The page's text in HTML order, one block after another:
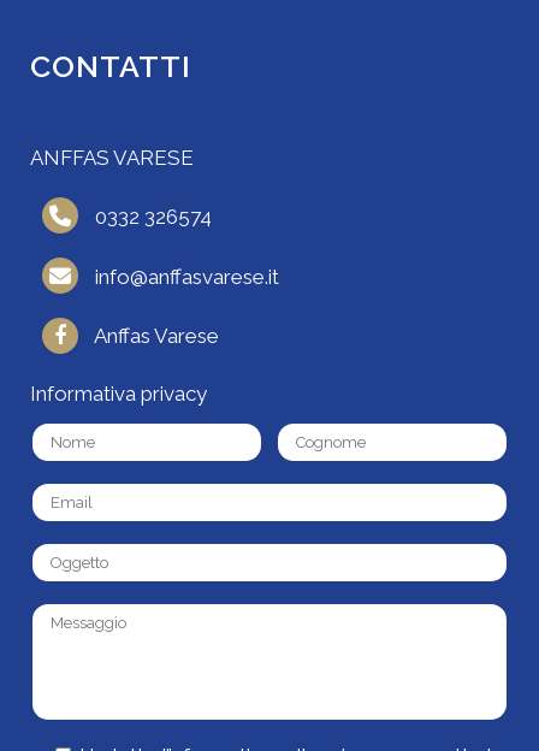
CONTATTI
ANFFAS VARESE
0332 326574
info@anffasvarese.it
Anffas Varese
Informativa privacy